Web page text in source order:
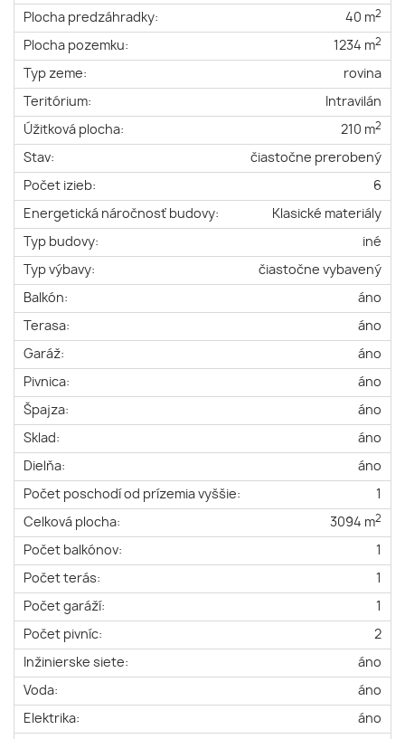
Plocha predzáhradky: 40 m2
Plocha pozemku: 1234 m2
Typ zeme: rovina
Teritórium: Intravilán
Úžitková plocha: 210 m2
Stav: čiastočne prerobený
Počet izieb: 6
Energetická náročnosť budovy: Klasické materiály
Typ budovy: iné
Typ výbavy: čiastočne vybavený
Balkón: áno
Terasa: áno
Garáž: áno
Pivnica: áno
Špajza: áno
Sklad: áno
Dielňa: áno
Počet poschodí od prízemia vyššie: 1
Celková plocha: 3094 m2
Počet balkónov: 1
Počet terás: 1
Počet garáží: 1
Počet pivníc: 2
Inžinierske siete: áno
Voda: áno
Elektrika: áno